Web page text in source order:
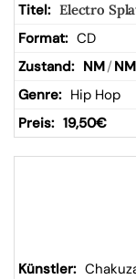
b
Electro
CD
NM/ NM
Hip Hop
19,50€